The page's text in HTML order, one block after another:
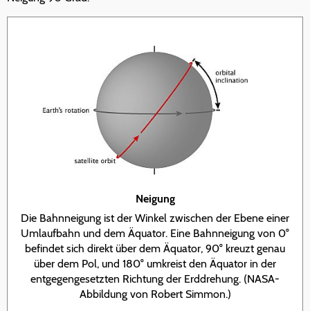
Neigung
Die Bahnneigung ist der Winkel zwischen der Ebene einer
Umlaufbahn und dem Äquator. Eine Bahnneigung von 0°
befindet sich direkt über dem Äquator, 90° kreuzt genau
über dem Pol, und 180° umkreist den Äquator in der
entgegengesetzten Richtung der Erddrehung. (NASA-
Abbildung von Robert Simmon.)